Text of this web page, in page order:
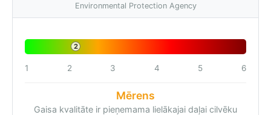
Environmental Protection Agency
2
1 2 3 4 5 6
Mērens
Gaisa kvalitāte ir pieņemama lielākajai daļai cilvēku